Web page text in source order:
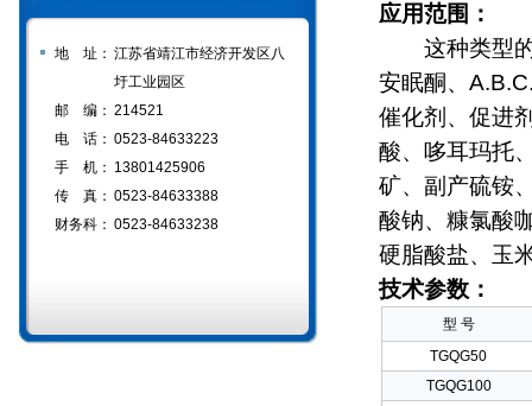
地 址： 江苏省靖江市经济开发区八
圩工业园区
邮 编： 214521
电 话： 0523-84633223
手 机： 13801425906
传 真： 0523-84633388
财务科： 0523-84633238
应用范围：
这种类型的
安眠酮、
催化剂、促进
酸、哆耳玛托
矿、副产硫铵
酸钠、糠氯酸
硬脂酸盐、玉
技术参数：
型 号
TGQG50
TGQG100